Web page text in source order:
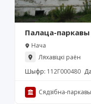
Палаца-
Нача
Ляхавіцкі раён
Шыфр: 112Г000480
Сядзібна-